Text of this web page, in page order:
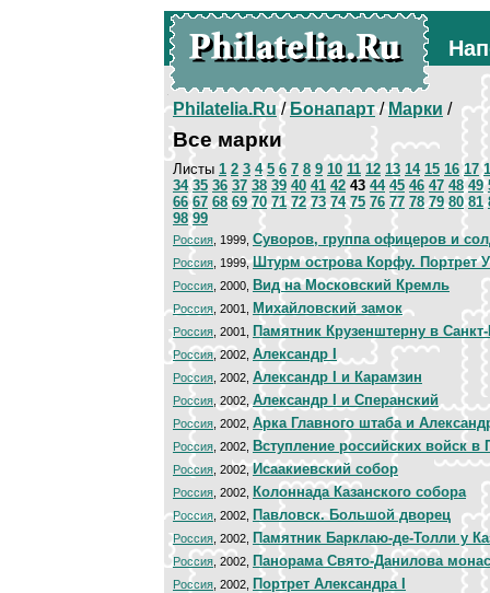
Philatelia.Ru/Бонапарт/Марки /
Все марки
Листы 1 2 3 4 5 6 7 8 9 10 11 12 13 14 15 16 17
34 35 36 37 38 39 40 41 42 43 44 45 46 47 48 49
66 67 68 69 70 71 72 73 74 75 76 77 78 79 80 81
98 99
Россия , 1999, Суворов, группа офицеров и
Россия , 1999,Штурм острова Корфу. Портрет
Россия , 2000, Вид на Московский Кремль
Россия , 2001, Михайловский замок
Россия , 2001, Памятник Крузенштерну в Санкт-
Россия, 2002, Александр I
Россия , 2002, Александр I и Карамзин
Россия , 2002, Александр I и Сперанский
Россия , 2002, Арка Главного штаба и
Россия , 2002, Вступление российских войск в
Россия , 2002,Исаакиевский собор
Россия , 2002, Колоннада Казанского собора
Россия , 2002, Павловск. Большой дворец
Россия , 2002, Памятник Барклаю-де-Толли у
Россия , 2002, Панорама Свято-Данилова
Россия , 2002, Портрет Александра I